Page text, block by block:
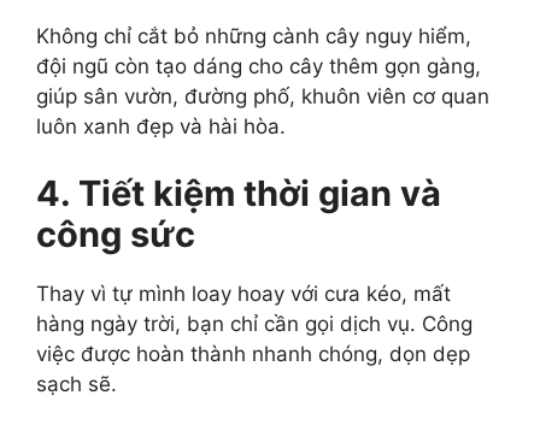
Không chỉ cắt bỏ những cành cây nguy hiểm,
đội ngũ còn tạo dáng cho cây thêm gọn gàng,
giúp sân vườn, đường phố, khuôn viên cơ quan
luôn xanh đẹp và hài hòa.
4. Tiết kiệm thời gian và
công sức
Thay vì tự mình loay hoay với cưa kéo, mất
hàng ngày trời, bạn chỉ cần gọi dịch vụ. Công
việc được hoàn thành nhanh chóng, dọn dẹp
sạch sẽ.